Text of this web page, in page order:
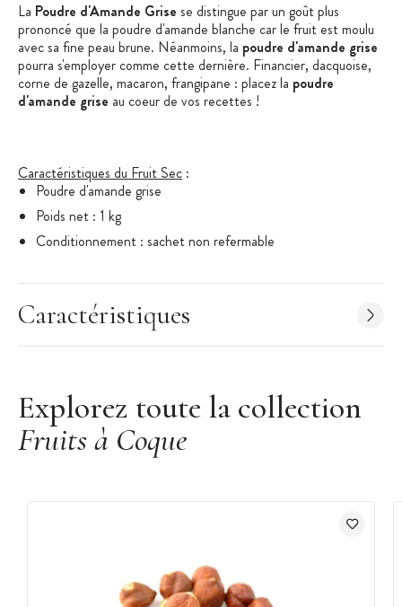
La Poudre d'Amande Grise se distingue par un goût plus
prononcé que la poudre d'amande blanche car le fruit est moulu
avec sa fine peau brune. Néanmoins, la poudre d'amande grise
pourra s'employer comme cette dernière. Financier, dacquoise,
corne de gazelle, macaron, frangipane : placez la poudre
d'amande grise au coeur de vos recettes !
Caractéristiques du Fruit Sec :
Poudre d'amande grise
Poids net : 1 kg
Conditionnement : sachet non refermable
Caractéristiques
Explorez toute la collection
Fruits à Coque